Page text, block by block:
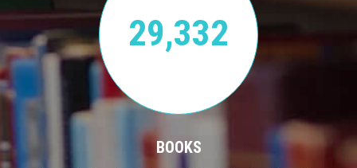
29,332
BOOKS